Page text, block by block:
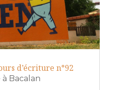
d’écriture n°92
à Bacalan